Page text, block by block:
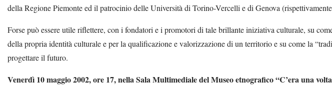
della Regione Piemonte ed il patrocinio delle Università di Torino-Vercelli e di Genova
Forse può essere utile riflettere, con i fondatori e i promotori di tale brillante iniziativa culturale, su
della propria identità culturale e per la qualificazione e valorizzazione di un territorio e su come la
progettare il futuro.
Venerdì 10 maggio 2002, ore 17, nella Sala Multimediale del Museo etnografico “C’era una